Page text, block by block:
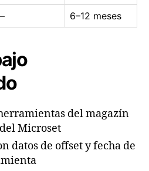
6–12 meses
del magazín
Microset
datos de offset y fecha de